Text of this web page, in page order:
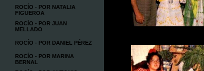
ROCÍO - POR NATALIA
FIGUEROA
ROCÍO - POR JUAN
MELLADO
ROCÍO - POR DANIEL PÉREZ
ROCÍO - POR MARINA
BERNAL